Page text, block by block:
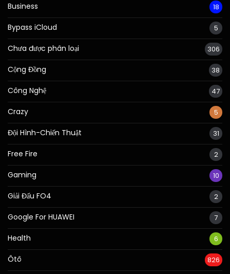
Business 18
Bypass iCloud 5
Chưa được phân loại 306
Cộng Đồng 38
Công Nghệ 47
Crazy 5
Đội Hình-Chiến Thuật 31
Free Fire 2
Gaming 10
Giải Đấu FO4 2
Google For HUAWEI 7
Health 6
Ôtô 826